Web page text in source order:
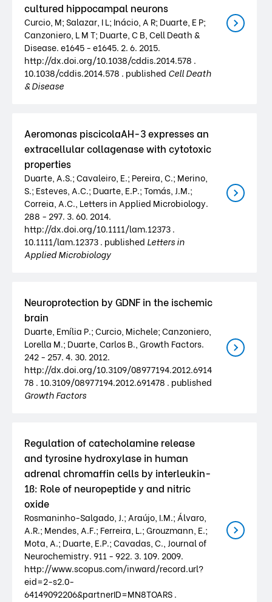
cultured hippocampal neurons
Curcio, M; Salazar, I L; Inácio, A R; Duarte, E P;
Canzoniero, L M T; Duarte, C B, Cell Death &
Disease. e1645 - e1645. 2. 6. 2015.
http://dx.doi.org/10.1038/cddis.2014.578 .
10.1038/cddis.2014.578 . published Cell Death
& Disease
Aeromonas piscicolaAH-3 expresses an
extracellular collagenase with cytotoxic
properties
Duarte, A.S.; Cavaleiro, E.; Pereira, C.; Merino,
S.; Esteves, A.C.; Duarte, E.P.; Tomás, J.M.;
Correia, A.C., Letters in Applied Microbiology.
288 - 297. 3. 60. 2014.
http://dx.doi.org/10.1111/lam.12373 .
10.1111/lam.12373 . published Letters in
Applied Microbiology
Neuroprotection by GDNF in the ischemic
brain
Duarte, Emília P.; Curcio, Michele; Canzoniero,
Lorella M.; Duarte, Carlos B., Growth Factors.
242 - 257. 4. 30. 2012.
http://dx.doi.org/10.3109/08977194.2012.6914
78 . 10.3109/08977194.2012.691478 . published
Growth Factors
Regulation of catecholamine release
and tyrosine hydroxylase in human
adrenal chromaffin cells by interleukin-
1ß: Role of neuropeptide y and nitric
oxide
Rosmaninho-Salgado, J.; Araújo, I.M.; Álvaro,
A.R.; Mendes, A.F.; Ferreira, L.; Grouzmann, E.;
Mota, A.; Duarte, E.P.; Cavadas, C., Journal of
Neurochemistry. 911 - 922. 3. 109. 2009.
http://www.scopus.com/inward/record.url?
eid=2-s2.0-
64149092206&partnerID=MN8TOARS .